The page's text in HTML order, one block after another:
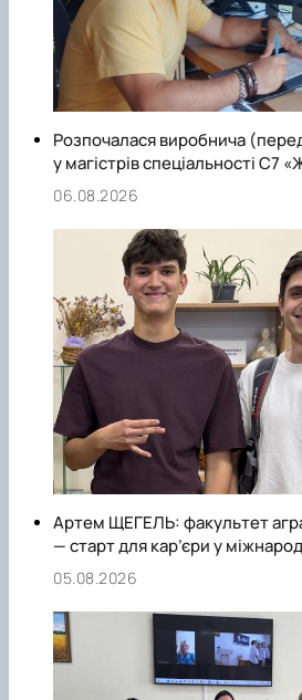
Розпочалася виробнича
у магістрів спеціальності С7
06.08.2026
Артем ЩЕГЕЛЬ: факультет
— старт для кар’єри у
05.08.2026